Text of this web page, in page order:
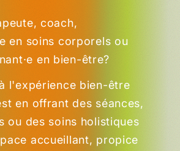
coach,
en soins corporels ou
en bien-être?
l'expérience bien-être
en offrant des séances,
ou des soins holistiques
accueillant, propice